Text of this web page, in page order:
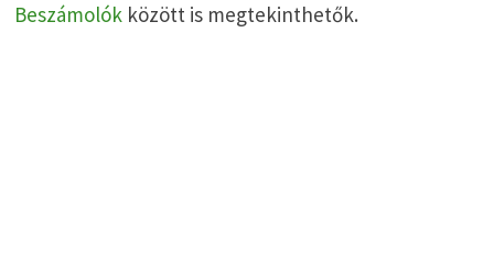
Beszámolókközött is megtekinthetők.